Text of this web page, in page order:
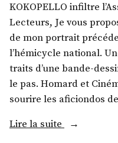
KOKOPELLO infiltre
Lecteurs, Je vous
de mon portrait
l’hémicycle national.
traits d’une bande-
le pas. Homard et
sourire les aficiondos
Lire la suite
« M.